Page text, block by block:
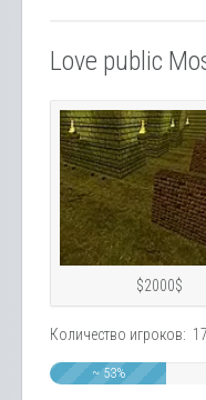
Love public
$2000$
Количество игроков:
~ 53%